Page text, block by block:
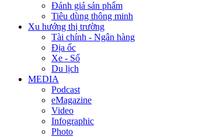
Đánh giá sản phẩm
Tiêu dùng thông minh
Xu hướng thị trường
Tài chính - Ngân hàng
Địa ốc
Xe - Số
Du lịch
MEDIA
Podcast
eMagazine
Video
Infographic
Photo